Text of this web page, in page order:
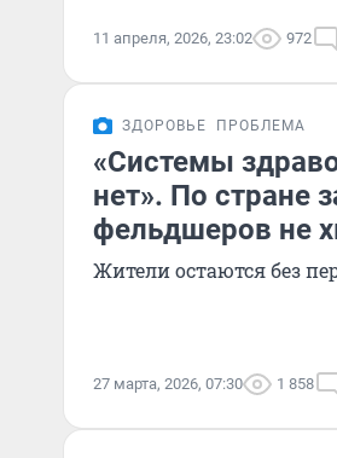
11 апреля, 2026, 23:02 972
ЗДОРОВЬЕ ПРОБЛЕМА
«Системы
нет». По стране
фельдшеров не
Жители остаются без
27 марта, 2026, 07:30 1 858